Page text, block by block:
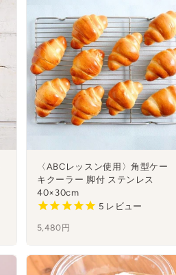
〈ABCレッスン使用〉角型ケー
キクーラー 脚付 ステンレス
40×30cm
5レビュー
5,480円